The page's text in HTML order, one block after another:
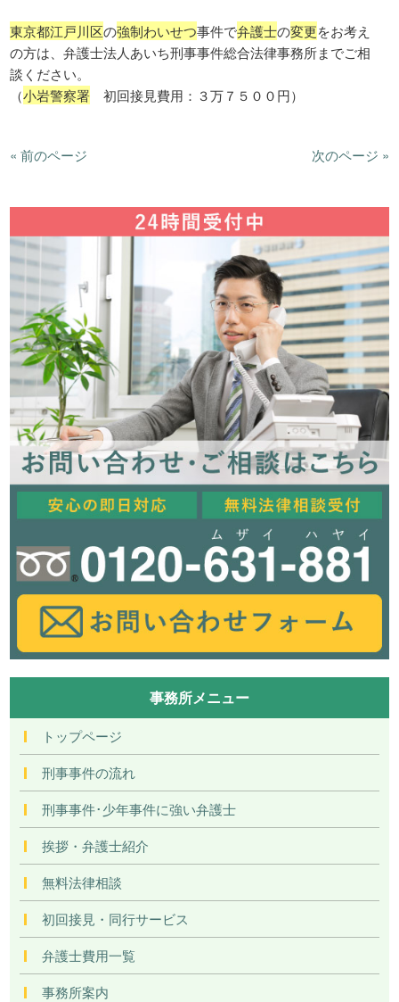
東京都江戸川区の強制わいせつ事件で弁護士の変更をお考え
の方は、弁護士法人あいち刑事事件総合法律事務所までご相
談ください。
（小岩警察署 初回接見費用：３万７５００円）
« 前のページ 次のページ »
事務所メニュー
トップページ
刑事事件の流れ
刑事事件･少年事件に強い弁護士
挨拶・弁護士紹介
無料法律相談
初回接見・同行サービス
弁護士費用一覧
事務所案内